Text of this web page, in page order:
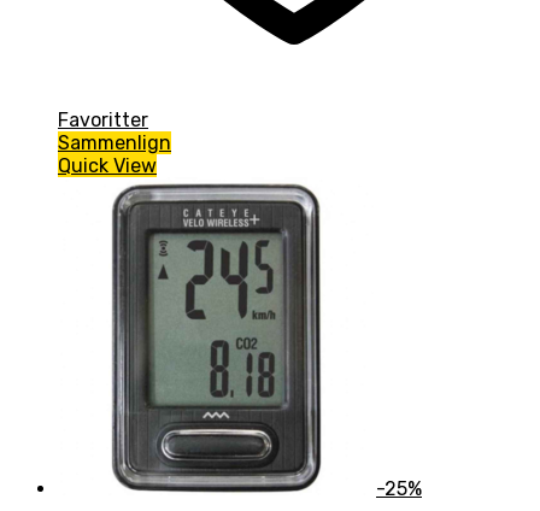
Favoritter
Sammenlign
Quick View
-25%